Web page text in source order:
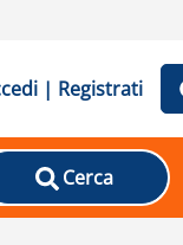
| Registrati
Cerca